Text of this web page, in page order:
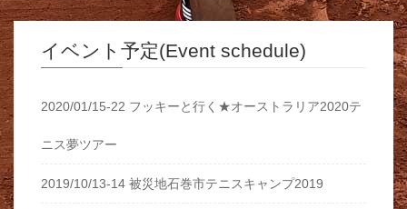
イベント予定(Event schedule)
2020/01/15-22 フッキーと行く★オーストラリア2020テ
ニス夢ツアー
2019/10/13-14 被災地石巻市テニスキャンプ2019